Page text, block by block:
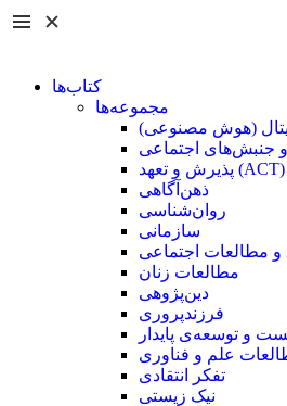
کتاب‌ها
مجموعه‌ها
(هوش مصنوعی)
جنبش‌های اجتماعی
پذیرش و تعهد (ACT)
ذهن‌آگاهی
روان‌شناسی
سازمانی
و مطالعات اجتماعی
مطالعات زنان
دین‌پژوهی
فرزند‌پروری
و توسعه‌ی پایدار
علم و فناوری
تفکر انتقادی
نیک زیستی